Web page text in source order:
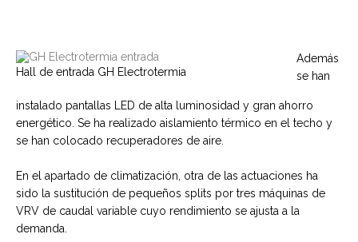
Hall de entrada GH Electrotermia
Además
se han
instalado pantallas LED de alta luminosidad y gran ahorro
energético. Se ha realizado aislamiento térmico en el techo y
se han colocado recuperadores de aire.
En el apartado de climatización, otra de las actuaciones ha
sido la sustitución de pequeños splits por tres máquinas de
VRV de caudal variable cuyo rendimiento se ajusta a la
demanda.